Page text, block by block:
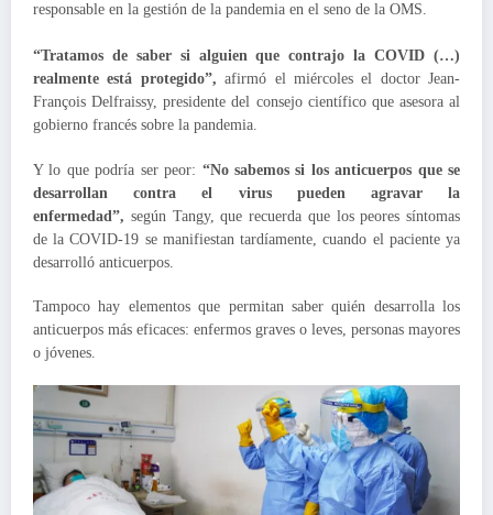
responsable en la gestión de la pandemia en el seno de la OMS.
“Tratamos de saber si alguien que contrajo la COVID (…)
realmente está protegido”, afirmó el miércoles el doctor Jean-
François Delfraissy, presidente del consejo científico que asesora al
gobierno francés sobre la pandemia.
Y lo que podría ser peor: “No sabemos si los anticuerpos que se
desarrollan contra el virus pueden agravar la
enfermedad”, según Tangy, que recuerda que los peores síntomas
de la COVID-19 se manifiestan tardíamente, cuando el paciente ya
desarrolló anticuerpos.
Tampoco hay elementos que permitan saber quién desarrolla los
anticuerpos más eficaces: enfermos graves o leves, personas mayores
o jóvenes.